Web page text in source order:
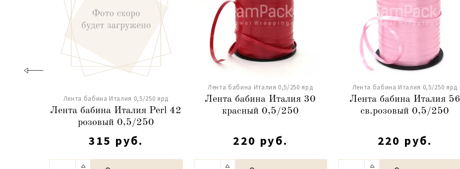
Лента бабина Италия 0,5/250 ярд
Лента бабина Италия Perl 42
розовый 0,5/250
315 руб.
Лента бабина Италия 0,5/250 ярд
Лента бабина Италия 30
красный 0,5/250
220 руб.
Лента бабина Италия 0,5/250 ярд
Лента бабина Италия 56
св.розовый 0,5/250
220 руб.